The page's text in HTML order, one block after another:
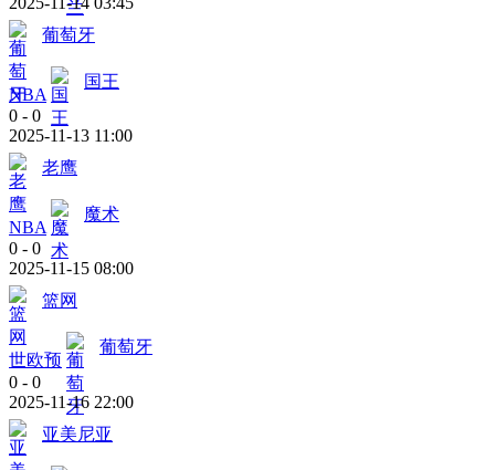
葡萄牙
NBA
国王
0 - 0
2025-11-13 11:00
老鹰
NBA
魔术
0 - 0
2025-11-15 08:00
篮网
世欧预
葡萄牙
0 - 0
2025-11-16 22:00
亚美尼亚